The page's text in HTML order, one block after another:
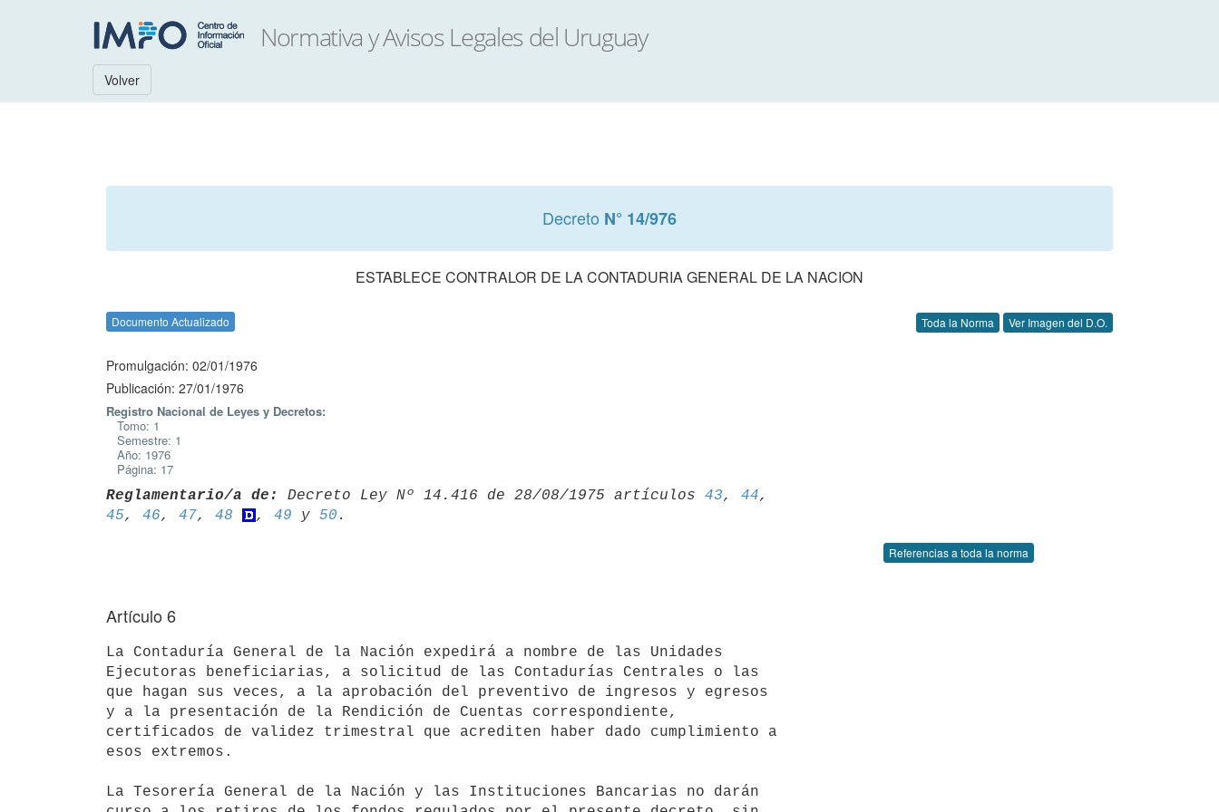
Volver
Decreto N° 14/976
ESTABLECE CONTRALOR DE LA CONTADURIA GENERAL DE LA NACION
Documento Actualizado Toda la Norma Ver Imagen del D.O.
Promulgación: 02/01/1976
Publicación: 27/01/1976
Registro Nacional de Leyes y Decretos:
Tomo: 1
Semestre: 1
Año: 1976
Página: 17
Reglamentario/a de: Decreto Ley Nº 14.416 de 28/08/1975 artículos 43, 44
45, 46, 47, 48 , 49 y 50
Referencias a toda la norma
Artículo 6
La Contaduría General de la Nación expedirá a nombre de las Unidades
Ejecutoras beneficiarias, a solicitud de las Contadurías Centrales o las
que hagan sus veces, a la aprobación del preventivo de ingresos y egresos
y a la presentación de la Rendición de Cuentas correspondiente,
certificados de validez trimestral que acrediten haber dado cumplimiento a
esos extremos.
La Tesorería General de la Nación y las Instituciones Bancarias no darán